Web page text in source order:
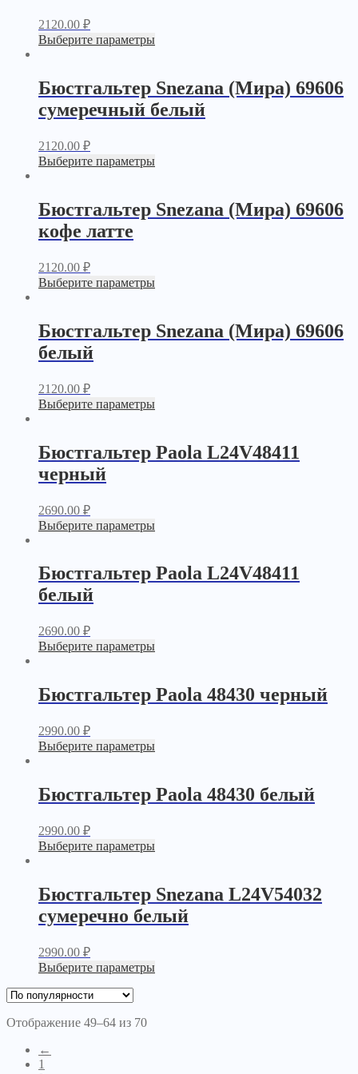
2120.00 ₽
Выберите параметры
Бюстгальтер Snezana (Мира) 69606
сумеречный белый
2120.00 ₽
Выберите параметры
Бюстгальтер Snezana (Мира) 69606
кофе латте
2120.00 ₽
Выберите параметры
Бюстгальтер Snezana (Мира) 69606
белый
2120.00 ₽
Выберите параметры
Бюстгальтер Paola L24V48411
черный
2690.00 ₽
Выберите параметры
Бюстгальтер Paola L24V48411
белый
2690.00 ₽
Выберите параметры
Бюстгальтер Paola 48430 черный
2990.00 ₽
Выберите параметры
Бюстгальтер Paola 48430 белый
2990.00 ₽
Выберите параметры
Бюстгальтер Snezana L24V54032
сумеречно белый
2990.00 ₽
Выберите параметры
Отображение 49–64 из 70
←
1